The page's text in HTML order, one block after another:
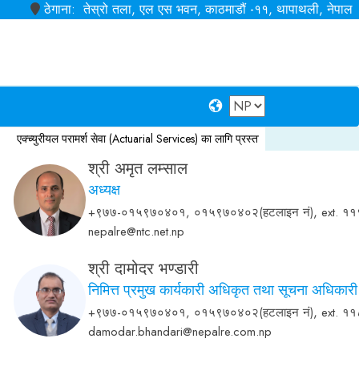
ठेगाना: तेस्रो तला, एल एस भवन, काठमाडौं -११, थापाथली, नेपाल
परामर्श सेवा (Actuarial Services) का लागि प्रस्ताव आह्वान सम्बन्धी सूचना
श्री अमृत लम्साल
अध्यक्ष
+९७७-०१५९७०४०१, ०१५९७०४०२(हटलाइन नं),ext.
nepalre@ntc.net.np
श्री दामोदर भण्डारी
निमित्त प्रमुख कार्यकारी अधिकृत तथा सूचना अधिकारी
+९७७-०१५९७०४०१, ०१५९७०४०२(हटलाइन नं),ext.
damodar.bhandari@nepalre.com.np